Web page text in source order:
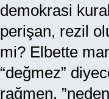
demokrasi
perişan, rezil
mi? Elbette
“değmez”
rağmen,